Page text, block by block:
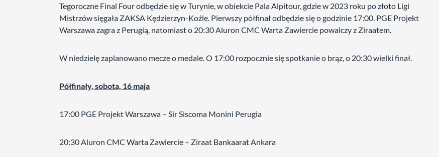
Tegoroczne Final Four odbędzie się w Turynie, w obiekcie Pala Alpitour, gdzie w 2023 roku po złoto Ligi
Mistrzów sięgała ZAKSA Kędzierzyn-Koźle. Pierwszy półfinał odbędzie się o godzinie 17:00. PGE Projekt
Warszawa zagra z Perugią, natomiast o 20:30 Aluron CMC Warta Zawiercie powalczy z Ziraatem.
W niedzielę zaplanowano mecze o medale. O 17:00 rozpocznie się spotkanie o brąz, o 20:30 wielki finał.
Półfinały, sobota, 16 maja
17:00 PGE Projekt Warszawa – Sir Siscoma Monini Perugia
20:30 Aluron CMC Warta Zawiercie – Ziraat Bankaarat Ankara